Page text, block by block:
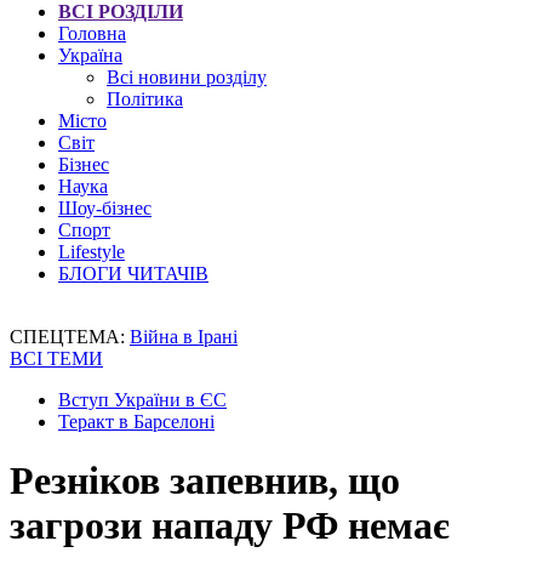
ВСІ РОЗДІЛИ
Головна
Україна
Всі новини розділу
Політика
Місто
Світ
Бізнес
Наука
Шоу-бізнес
Спорт
Lifestyle
БЛОГИ ЧИТАЧІВ
СПЕЦТЕМА: Війна в Ірані
ВСІ ТЕМИ
Вступ України в ЄС
Теракт в Барселоні
Резніков запевнив, що
загрози нападу РФ немає